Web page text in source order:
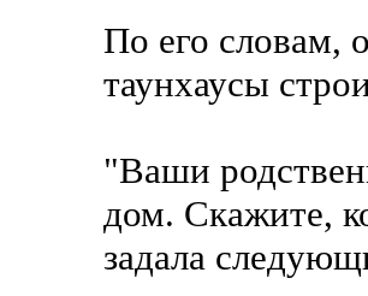
По его словам,
таунхаусы
"Ваши
дом. Скажите,
задала